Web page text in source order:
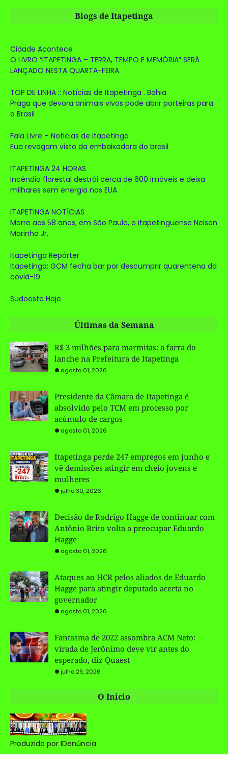
Blogs de Itapetinga
Cidade Acontece
O LIVRO “ITAPETINGA – TERRA, TEMPO E MEMÓRIA” SERÁ
LANÇADO NESTA QUARTA-FEIRA
TOP DE LINHA :: Notícias de Itapetinga . Bahia
Praga que devora animais vivos pode abrir porteiras para
o Brasil
Fala Livre – Noticias de Itapetinga
Eua revogam visto da embaixadora do brasil
ITAPETINGA 24 HORAS
Incêndio florestal destrói cerca de 600 imóveis e deixa
milhares sem energia nos EUA
ITAPETINGA NOTÍCIAS
Morre aos 58 anos, em São Paulo, o itapetinguense Nelson
Marinho Jr.
Itapetinga Repórter
Itapetinga: GCM fecha bar por descumprir quarentena da
covid-19
Sudoeste Hoje
Últimas da Semana
R$ 3 milhões para marmitas: a farra do
lanche na Prefeitura de Itapetinga
agosto 01, 2026
Presidente da Câmara de Itapetinga é
absolvido pelo TCM em processo por
acúmulo de cargos
agosto 01, 2026
Itapetinga perde 247 empregos em junho e
vê demissões atingir em cheio jovens e
mulheres
julho 30, 2026
Decisão de Rodrigo Hagge de continuar com
Antônio Brito volta a preocupar Eduardo
Hagge
agosto 01, 2026
Ataques ao HCR pelos aliados de Eduardo
Hagge para atingir deputado acerta no
governador
agosto 01, 2026
Fantasma de 2022 assombra ACM Neto:
virada de Jerônimo deve vir antes do
esperado, diz Quaest
julho 29, 2026
O Inicio
Produzido por IDenúncia